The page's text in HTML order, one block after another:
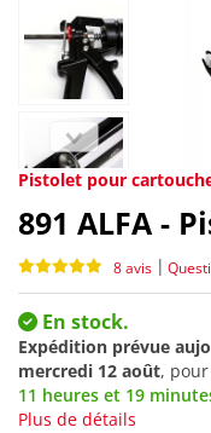
Pistolet pour
891 ALFA -
8 avis |
En stock.
Expédition prévue
mercredi 12 août,
11 heures et 19
Plus de détails